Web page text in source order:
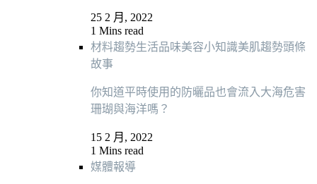
25 2 月, 2022
1 Mins read
材料趨勢生活品味美容小知識美肌趨勢頭條
故事
你知道平時使用的防曬品也會流入大海危害
珊瑚與海洋嗎？
15 2 月, 2022
1 Mins read
媒體報導